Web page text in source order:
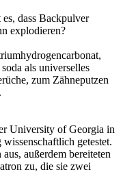
dass Backpulver
explodieren?
als universelles
zum Zähneputzen
University of Georgia in
getestet.
außerdem bereiteten
zu, die sie zwei